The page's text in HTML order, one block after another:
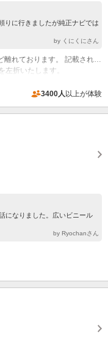
りに行きましたが純正ナビでは
by くにくにさん
折いたします。
3400人 以上が体験
になりました。広いビニール
by Ryochanさん